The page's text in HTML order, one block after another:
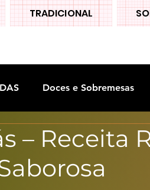
TRADICIONAL
Doces e Sobremesas
– Receita